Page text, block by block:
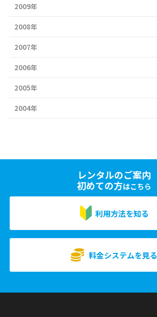
2009年
2008年
2007年
2006年
2005年
2004年
レンタルのご案内
初めての方はこちら
利用方法を知る
料金システムを見る